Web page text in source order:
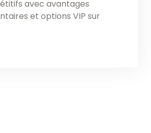
avec avantages
et options VIP sur